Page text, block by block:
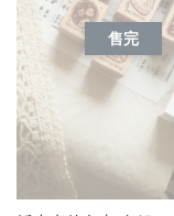
售完